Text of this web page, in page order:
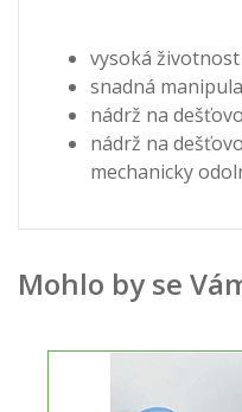
vysoká
snadná
nádrž na
nádrž na
mechanicky
Mohlo by se